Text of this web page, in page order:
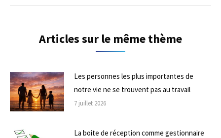
Articles sur le même thème
Les personnes les plus importantes de
notre vie ne se trouvent pas au travail
7 juillet 2026
La boite de réception comme gestionnaire